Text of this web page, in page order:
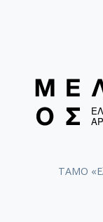
ΤΑΜΟ